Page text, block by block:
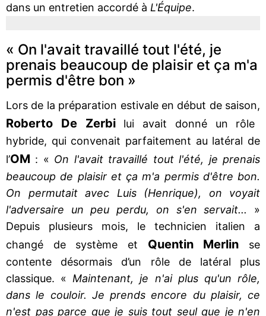
dans un entretien accordé à L'Équipe.
« On l'avait travaillé tout l'été, je
prenais beaucoup de plaisir et ça m'a
permis d'être bon »
Lors de la préparation estivale en début de saison,
Roberto De Zerbi
lui avait donné un rôle
hybride, qui convenait parfaitement au latéral de
l’OM : « On l'avait travaillé tout l'été, je prenais
beaucoup de plaisir et ça m'a permis d'être bon.
On permutait avec Luis (Henrique), on voyait
l'adversaire un peu perdu, on s'en servait... »
Depuis plusieurs mois, le technicien italien a
changé de système et
Quentin Merlin se
contente désormais d’un rôle de latéral plus
classique. « Maintenant, je n'ai plus qu'un rôle,
dans le couloir. Je prends encore du plaisir, ce
n'est pas parce que je suis tout seul que je n'en